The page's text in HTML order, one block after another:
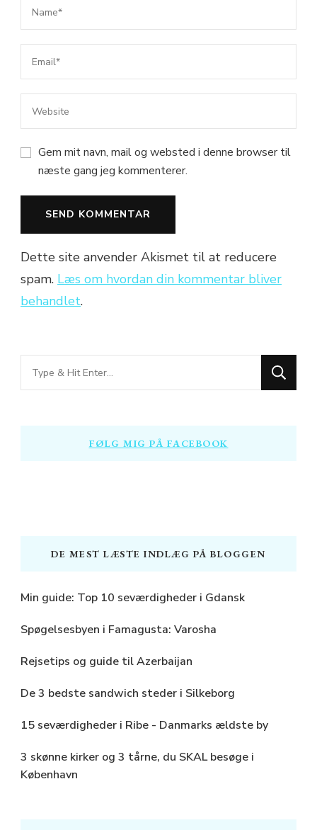
Gem mit navn, mail og websted i denne browser til
næste gang jeg kommenterer.
Dette site anvender Akismet til at reducere
spam. Læs om hvordan din kommentar bliver
behandlet.
Looking
for
FØLG MIG PÅ FACEBOOK
DE MEST LÆSTE INDLÆG PÅ BLOGGEN
Min guide: Top 10 seværdigheder i Gdansk
Spøgelsesbyen i Famagusta: Varosha
Rejsetips og guide til Azerbaijan
De 3 bedste sandwich steder i Silkeborg
15 seværdigheder i Ribe - Danmarks ældste by
3 skønne kirker og 3 tårne, du SKAL besøge i
København